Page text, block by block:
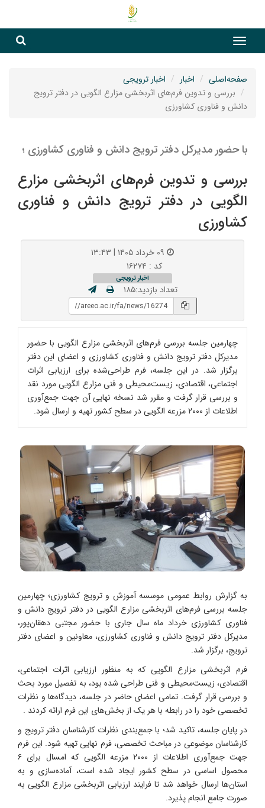
صفحه‌اصلی اخبار
اخبار ترویجی
بررسی و تدوین فرم‌های اثربخشی مزارع الگویی در دفتر ترویج
دانش و فناوری کشاورزی
با حضور مدیرکل دفتر ترویج دانش و فناوری کشاورزی ؛
بررسی و تدوین فرم‌های اثربخشی مزارع
الگویی در دفتر ترویج دانش و فناوری
کشاورزی
کد : ۱۶۲۷۴
اخبار ترویجی
تعداد بازدید:۱۸۵
چهارمین جلسه بررسی فرم‌های اثربخشی مزارع الگویی با حضور
مدیرکل دفتر ترویج دانش و فناوری کشاورزی و اعضای این دفتر
برگزار شد. در این جلسه، فرم طراحی‌شده برای ارزیابی اثرات
اجتماعی، اقتصادی، زیست‌محیطی و فنی مزارع الگویی مورد نقد
و بررسی قرار گرفت و مقرر شد نسخه نهایی آن جهت جمع‌آوری
اطلاعات از ۲۰۰۰ مزرعه الگویی در سطح کشور تهیه و ارسال شود.
به گزارش روابط عمومی موسسه آموزش و ترویج کشاورزی؛ چهارمین
جلسه بررسی فرم‌های اثربخشی مزارع الگویی در دفتر ترویج دانش و
فناوری کشاورزی خرداد ماه سال جاری با حضور مجتبی دهقان‌پور،
مدیرکل دفتر ترویج دانش و فناوری کشاورزی، معاونین و اعضای دفتر
ترویج، برگزار شد.
فرم اثربخشی مزارع الگویی که به منظور ارزیابی اثرات اجتماعی،
اقتصادی، زیست‌محیطی و فنی طراحی شده بود، به تفصیل مورد بحث
و بررسی قرار گرفت. تمامی اعضای حاضر در جلسه، دیدگاه‌ها و نظرات
تخصصی خود را در رابطه با هر یک از بخش‌های این فرم ارائه کردند .
در پایان جلسه، تاکید شد؛ با جمع‌بندی نظرات کارشناسان دفتر ترویج و
کارشناسان موضوعی در مباحث تخصصی، فرم نهایی تهیه شود. این فرم
جهت جمع‌آوری اطلاعات از ۲۰۰۰ مزرعه الگویی که امسال برای ۶
محصول اساسی در سطح کشور ایجاد شده است، آماده‌سازی و به
استان‌ها ارسال خواهد شد تا فرایند ارزیابی اثربخشی مزارع الگویی به
صورت جامع انجام پذیرد.